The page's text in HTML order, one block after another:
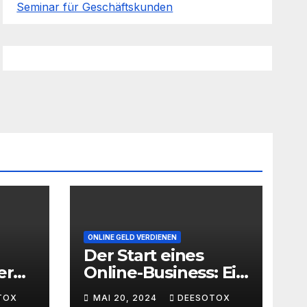
Seminar für Geschäftskunden
ONLINE GELD VERDIENEN
Der Start eines
Online-Business: Ein
MAI 20, 2024 DEESOTOX